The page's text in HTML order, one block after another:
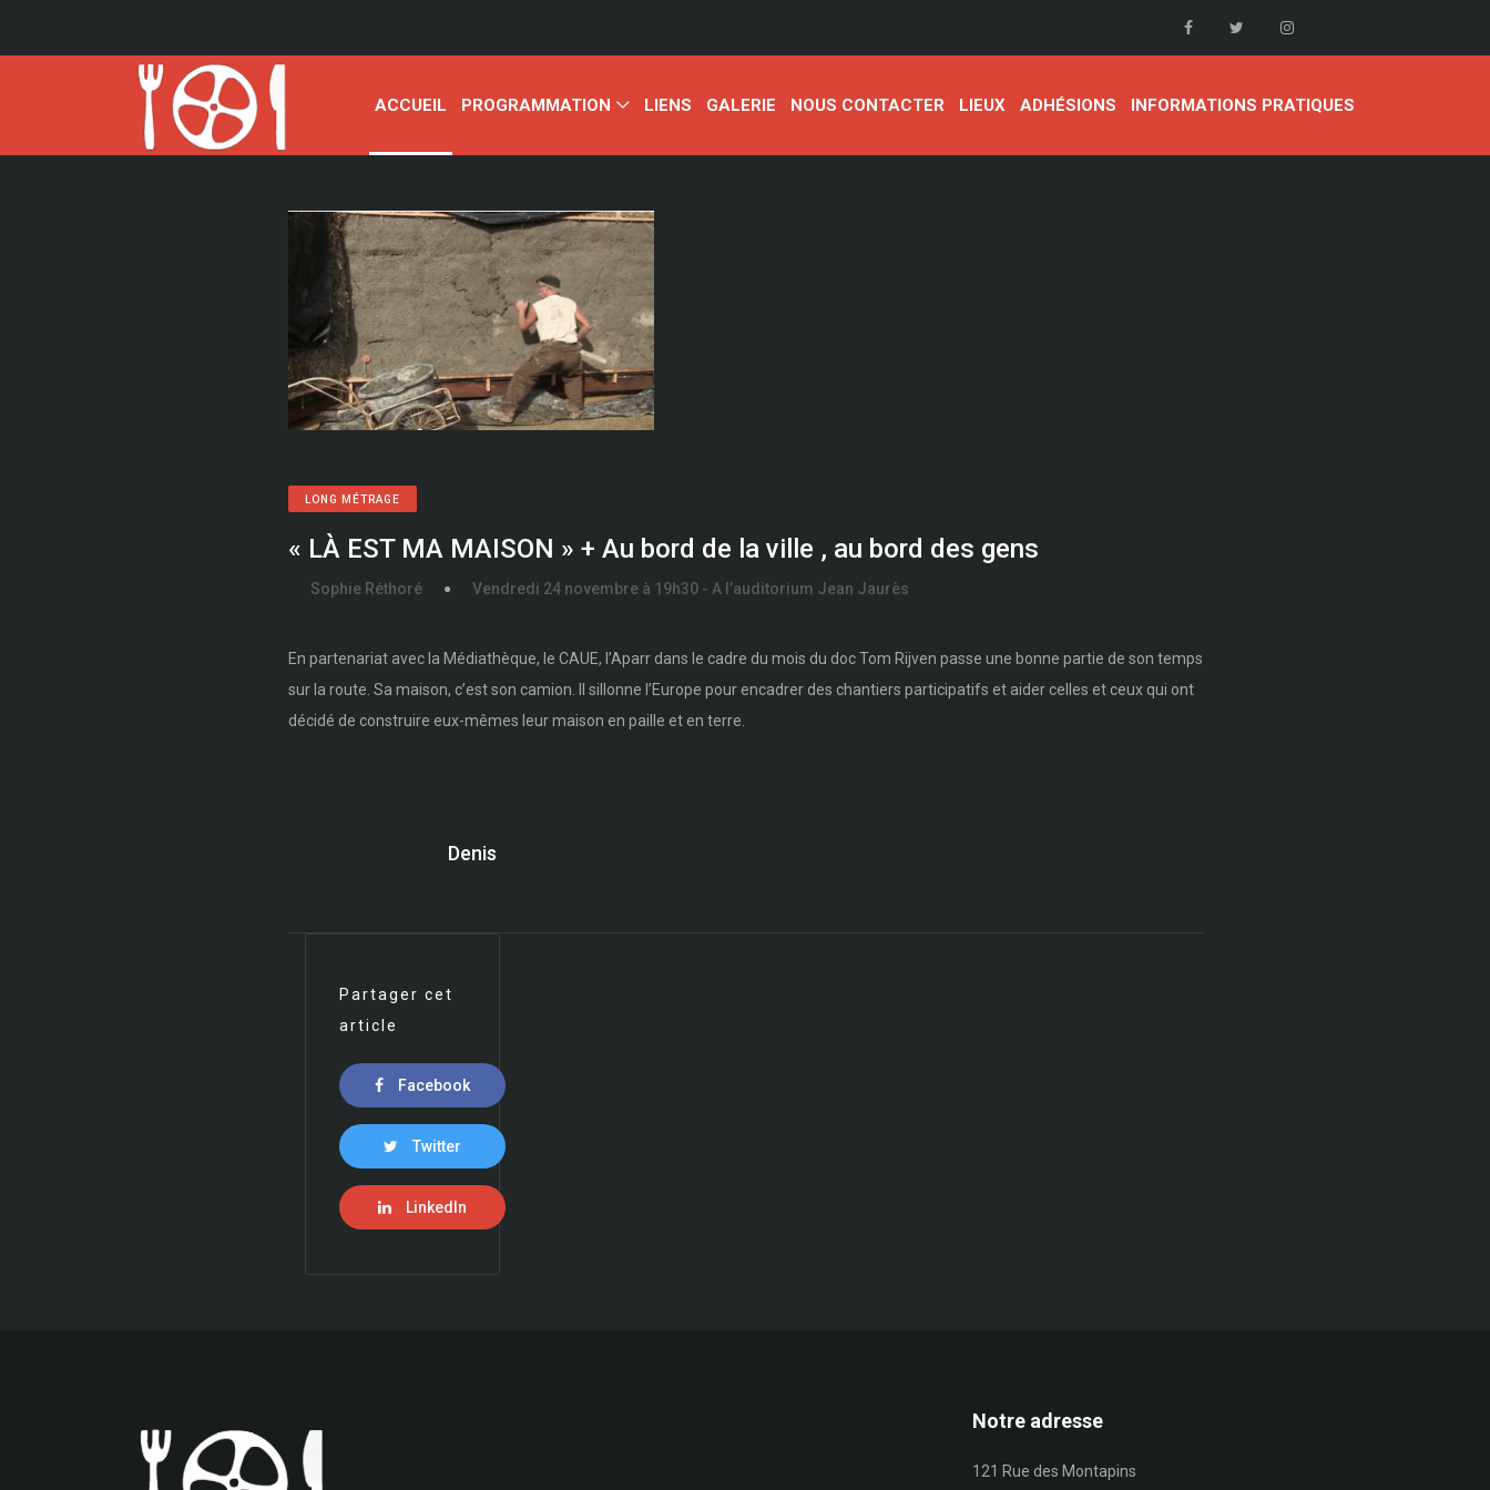
ACCUEIL PROGRAMMATION LIENS GALERIE NOUS CONTACTER LIEUX ADHÉSIONS INFORMATIONS PRATIQUES
LONG MÉTRAGE
« LÀ EST MA MAISON » + Au bord de la ville , au bord des gens
Sophie Réthoré Vendredi 24 novembre à 19h30 - A l’auditorium Jean Jaurès
En partenariat avec la Médiathèque, le CAUE, l’Aparr dans le cadre du mois du doc Tom Rijven passe une bonne partie de son temps
sur la route. Sa maison, c’est son camion. Il sillonne l’Europe pour encadrer des chantiers participatifs et aider celles et ceux qui ont
décidé de construire eux-mêmes leur maison en paille et en terre.
Denis
Partager cet
article
Facebook
Twitter
LinkedIn
Notre adresse
121 Rue des Montapins